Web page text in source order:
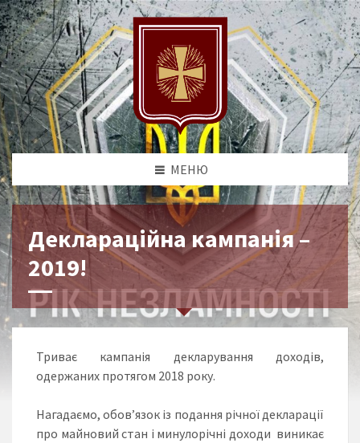
МЕНЮ
Деклараційна кампанія –
2019!
Триває кампанія декларування доходів,
одержаних протягом 2018 року.
Нагадаємо, обов’язок із подання річної декларації
про майновий стан і минулорічні доходи виникає